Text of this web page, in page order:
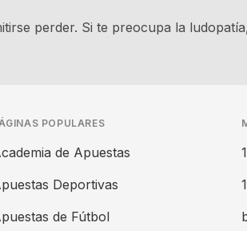
perder. Si te preocupa la
POPULARES
de Apuestas
Deportivas
de Fútbol